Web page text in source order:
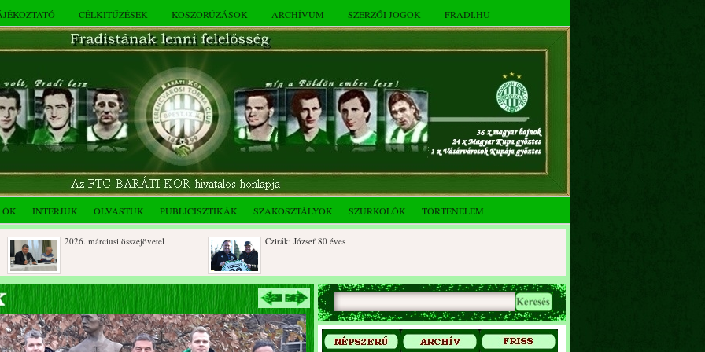
CÉLKITŰZÉSEK KOSZORÚZÁSOK ARCHÍVUM SZERZŐI JOGOK FRADI.HU
INTERJÚK OLVASTUK PUBLICISZTIKÁK SZAKOSZTÁLYOK SZURKOLÓK TÖRTÉNELEM
2026. márciusi összejövetel Cziráki József 80 éves
Dálnoki József 90 éves
Albert Flórián sírjának
megkoszorúzása
Az FTC Baráti Kör 2025. októberi
összejövetel